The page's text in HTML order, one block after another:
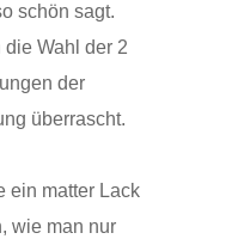
schön sagt.
Wahl der 2
der
überrascht.
ein matter Lack
wie man nur